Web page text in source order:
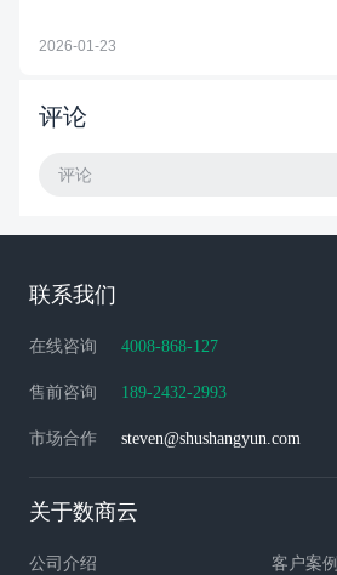
2026-01-23
评论
评论
联系我们
在线咨询 4008-868-127
售前咨询 189-2432-2993
市场合作 steven@shushangyun.com
关于数商云
公司介绍 客户案例